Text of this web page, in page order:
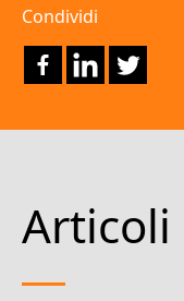
Condividi
Articoli